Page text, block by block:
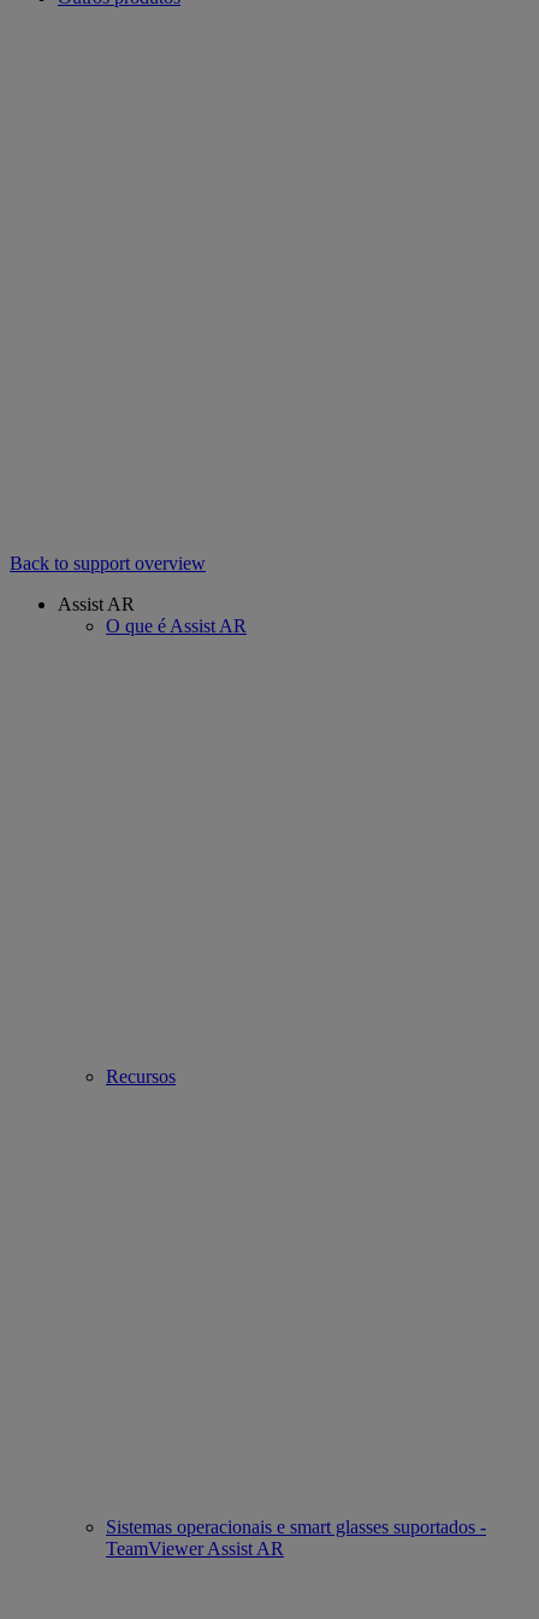
Back to support overview
Assist AR
O que é Assist AR
Recursos
Sistemas operacionais e smart glasses suportados -
TeamViewer Assist AR